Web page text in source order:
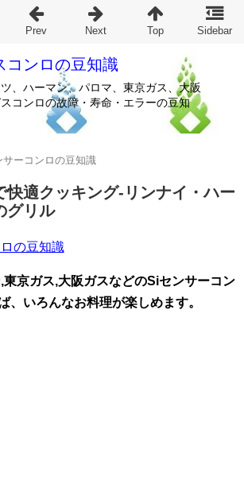
コンロの豆知識
、ハーマン、パロマ、東京ガス、大阪
コンロの故障・寿命・エラーの豆知
サーコンロの豆知識
快適クッキング-リンナイ・ハー
グリル
の豆知識
東京ガス,大阪ガスなどのSiセンサーコン
、いろんなお料理が楽しめます。